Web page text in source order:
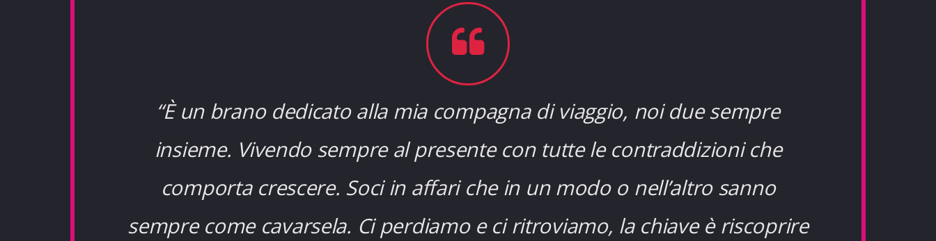
“È un brano dedicato alla mia compagna di viaggio, noi due sempre
insieme. Vivendo sempre al presente con tutte le contraddizioni che
comporta crescere. Soci in affari che in un modo o nell’altro sanno
sempre come cavarsela. Ci perdiamo e ci ritroviamo, la chiave è riscoprire